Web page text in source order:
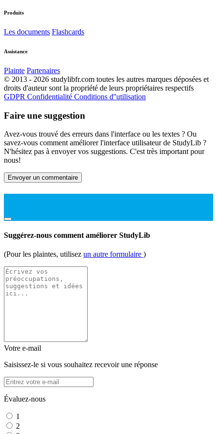
Produits
Les documents Flashcards
Assistance
Plainte Partenaires
© 2013 - 2026 studylibfr.com toutes les autres marques déposées et
droits d'auteur sont la propriété de leurs propriétaires respectifs
GDPR Confidentialité Conditions d''utilisation
Faire une suggestion
Avez-vous trouvé des erreurs dans l'interface ou les textes ? Ou
savez-vous comment améliorer l'interface utilisateur de StudyLib ?
N'hésitez pas à envoyer vos suggestions. C'est très important pour
nous!
Envoyer un commentaire
Suggérez-nous comment améliorer StudyLib
(Pour les plaintes, utilisez un autre formulaire )
Votre e-mail
Saisissez-le si vous souhaitez recevoir une réponse
Évaluez-nous
1
2